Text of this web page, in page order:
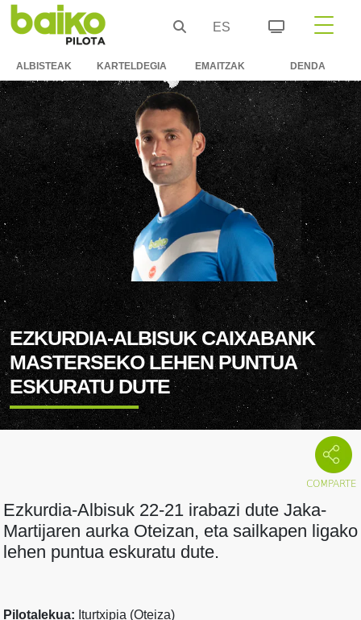
ES
ALBISTEAK KARTELDEGIA EMAITZAK DENDA
EZKURDIA-ALBISUK CAIXABANK
MASTERSEKO LEHEN PUNTUA
ESKURATU DUTE
Ezkurdia-Albisuk 22-21 irabazi dute Jaka-
Martijaren aurka Oteizan, eta sailkapen ligako
lehen puntua eskuratu dute.
Pilotalekua: Iturtxipia (Oteiza)